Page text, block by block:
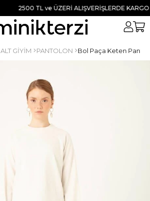
2500 TL ve ÜZERİ ALIŞVERİŞLERDE KARGO
ALT GİYİM PANTOLON Bol Paça Keten